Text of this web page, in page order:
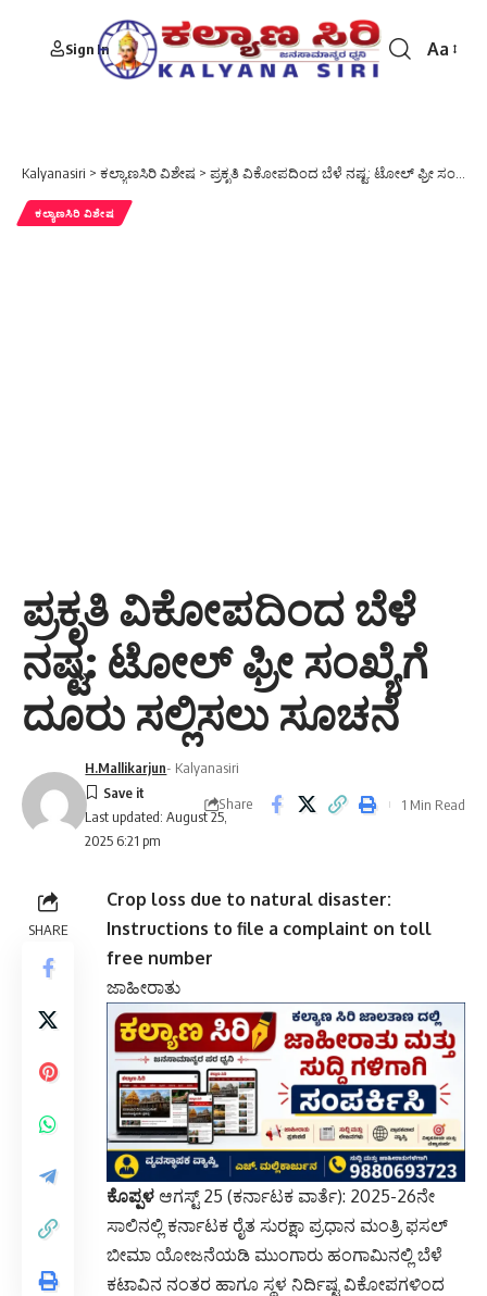
Sign In
Font
Aa
Kalyanasiri > ಕಲ್ಯಾಣಸಿರಿ ವಿಶೇಷ > ಪ್ರಕೃತಿ ವಿಕೋಪದಿಂದ ಬೆಳೆ ನಷ್ಟ: ಟೋಲ್ ಫ್ರೀ ಸಂಖ್ಯೆಗೆ ದೂರು ಸಲ್ಲಿಸಲು ಸೂಚನೆ
ಕಲ್ಯಾಣಸಿರಿ ವಿಶೇಷ
ಪ್ರಕೃತಿ ವಿಕೋಪದಿಂದ ಬೆಳೆ
ನಷ್ಟ: ಟೋಲ್ ಫ್ರೀ ಸಂಖ್ಯೆಗೆ
ದೂರು ಸಲ್ಲಿಸಲು ಸೂಚನೆ
Last updated: August 25,
2025 6:21 pm
H.Mallikarjun- Kalyanasiri
Share 1 Min Read
SHARE
Crop loss due to natural disaster:
Instructions to file a complaint on toll
free number
ಜಾಹೀರಾತು
ಕೊಪ್ಪಳ ಆಗಸ್ಟ್ 25 (ಕರ್ನಾಟಕ ವಾರ್ತೆ): 2025-26ನೇ
ಸಾಲಿನಲ್ಲಿ ಕರ್ನಾಟಕ ರೈತ ಸುರಕ್ಷಾ ಪ್ರಧಾನ ಮಂತ್ರಿ ಫಸಲ್
ಬೀಮಾ ಯೋಜನೆಯಡಿ ಮುಂಗಾರು ಹಂಗಾಮಿನಲ್ಲಿ ಬೆಳೆ
ಕಟಾವಿನ ನಂತರ ಹಾಗೂ ಸ್ಥಳ ನಿರ್ದಿಷ್ಟ ವಿಕೋಪಗಳಿಂದ